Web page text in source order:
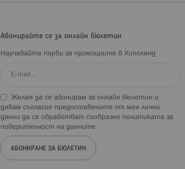
Абонирайте се за онлайн бюлетин
Научавайте първи за промоциите в Хиполенд
Желая да се абонирам за онлайн бюлетин и
давам съгласие предоставените от мен лични
данни да се обработват съобразно политиката за
поверителност на данните
АБОНИРАНЕ ЗА БЮЛЕТИН